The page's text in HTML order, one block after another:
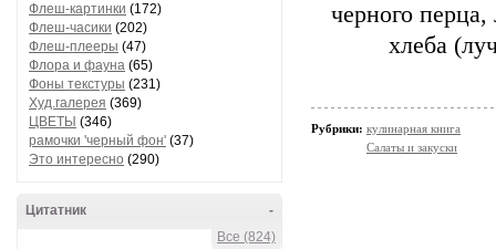
Флеш-картинки (172)
Флеш-часики (202)
Флеш-плееры (47)
Флора и фауна (65)
Фоны текстуры (231)
Худ.галерея (369)
ЦВЕТЫ (346)
рамочки 'черный фон' (37)
Это интересно (290)
-
Цитатник
Все (824)
черного
хлеба
Рубрики: кулинарная книга
Салаты и закуски